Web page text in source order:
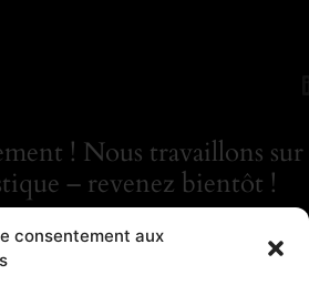
consentement aux
! Nous travaillons sur
– revenez bientôt !